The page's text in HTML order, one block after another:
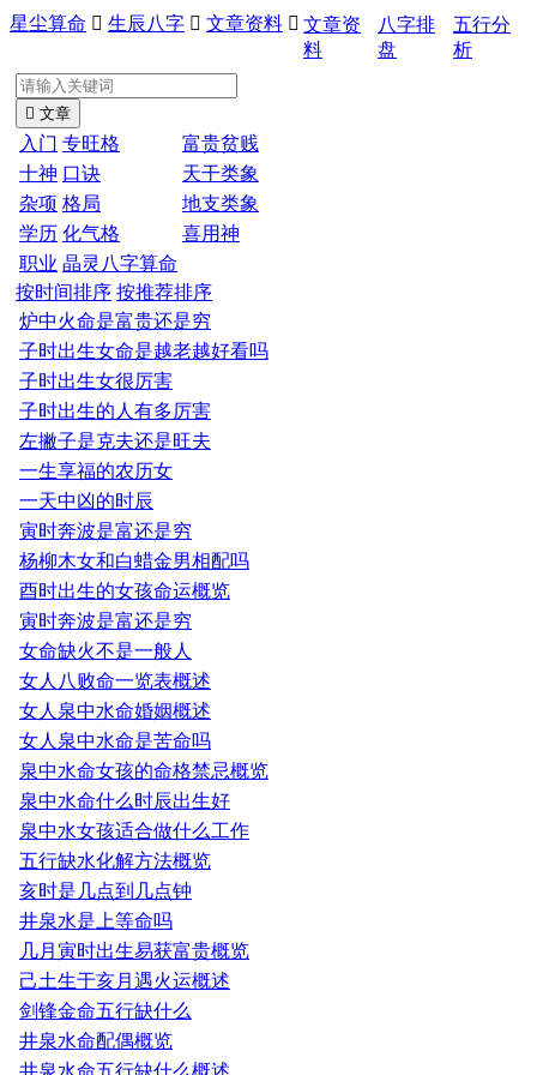
星尘算命  生辰八字  文章资料  文章资
料
八字排
盘
五行分
析
 文章
入门 专旺格
富贵贫贱
十神 口诀
天干类象
杂项 格局
地支类象
学历 化气格
喜用神
职业 晶灵八字算命
按时间排序 按推荐排序
炉中火命是富贵还是穷
子时出生女命是越老越好看吗
子时出生女很厉害
子时出生的人有多厉害
左撇子是克夫还是旺夫
一生享福的农历女
一天中凶的时辰
寅时奔波是富还是穷
杨柳木女和白蜡金男相配吗
酉时出生的女孩命运概览
寅时奔波是富还是穷
女命缺火不是一般人
女人八败命一览表概述
女人泉中水命婚姻概述
女人泉中水命是苦命吗
泉中水命女孩的命格禁忌概览
泉中水命什么时辰出生好
泉中水女孩适合做什么工作
五行缺水化解方法概览
亥时是几点到几点钟
井泉水是上等命吗
几月寅时出生易获富贵概览
己土生于亥月遇火运概述
剑锋金命五行缺什么
井泉水命配偶概览
井泉水命五行缺什么概述